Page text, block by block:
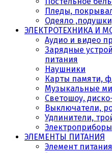
Пледы,
Одеяло
ЭЛЕКТРОТЕХНИКА И
Аудио и видео
Зарядные
питания
Наушники
Карты памяти,
Музыкальные
Светошоу,
Выключатели,
Удлинители,
Электроприборы
ЭЛЕМЕНТЫ ПИТАНИЯ
Элемент